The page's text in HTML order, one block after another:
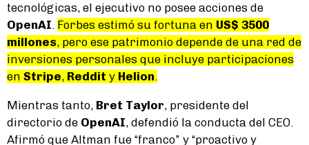
tecnológicas, el ejecutivo no posee acciones de
OpenAI. Forbes estimó su fortuna en US$ 3500
millones, pero ese patrimonio depende de una red de
inversiones personales que incluye participaciones
en Stripe, Reddit y Helion.
Mientras tanto, Bret Taylor, presidente del
directorio de OpenAI, defendió la conducta del CEO.
Afirmó que Altman fue “franco” y “proactivo y